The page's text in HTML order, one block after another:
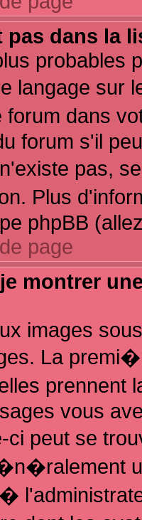
pas dans la
probables
langage sur
forum dans
forum s'il
pas,
Plus
phpBB
page
montrer
images
La
prennent
vous
ci peut se